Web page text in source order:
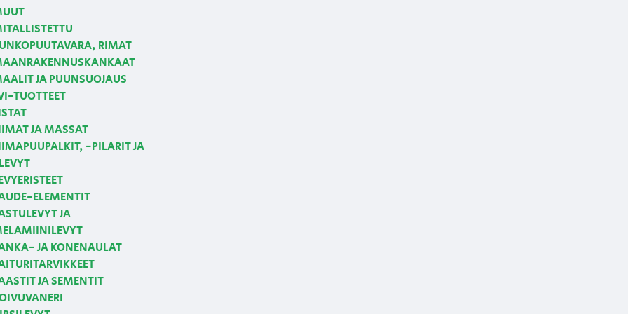
RIMAT
JA PUUNSUOJAUS
TUOTTEET
JA MASSAT
-PILARIT JA
ELEMENTIT
JA
JA KONENAULAT
JA SEMENTIT